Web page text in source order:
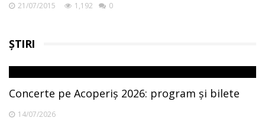
21/07/2015 1,192 0
ȘTIRI
Concerte pe Acoperiș 2026: program și bilete
14/07/2026